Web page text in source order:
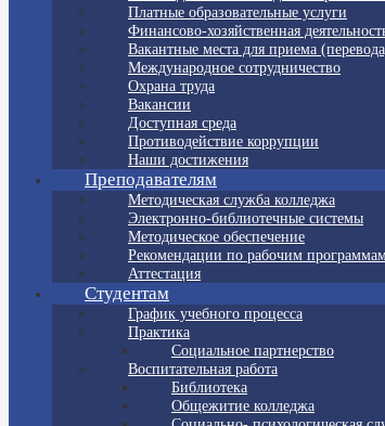
Платные образовательные услуги
Финансово-хозяйственная
Вакантные места для приема
Международное сотрудничество
Охрана труда
Вакансии
Доступная среда
Противодействие коррупции
Наши достижения
Преподавателям
Методическая служба колледжа
Электронно-библиотечные системы
Методическое обеспечение
Рекомендации по рабочим
Аттестация
Студентам
График учебного процесса
Практика
Социальное партнерство
Воспитательная работа
Библиотека
Общежитие колледжа